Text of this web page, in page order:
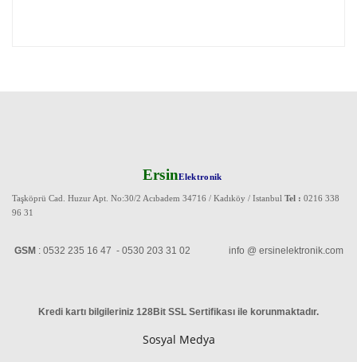
ErsinElektronik
Taşköprü Cad. Huzur Apt. No:30/2 Acıbadem 34716 / Kadıköy / Istanbul Tel : 0216 338
96 31
GSM : 0532 235 16 47 - 0530 203 31 02 info @ ersinelektronik.com
Kredi kartı bilgileriniz 128Bit SSL Sertifikası ile korunmaktadır.
Sosyal Medya